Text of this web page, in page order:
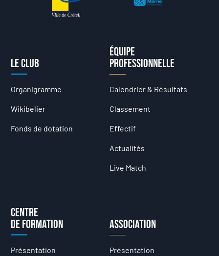
Le club
Organigramme
Wikibelier
Fonds de dotation
Équipe
professionnelle
Calendrier & Résultats
Classement
Effectif
Actualités
Live Match
Centre
de formation
Présentation
Association
Présentation